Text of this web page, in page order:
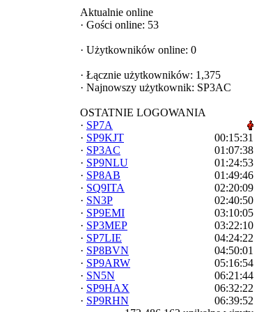
Aktualnie online
· Gości online: 53
· Użytkowników online: 0
· Łącznie użytkowników: 1,375
· Najnowszy użytkownik: SP3AC
OSTATNIE LOGOWANIA
· SP7A
· SP9KJT
00:15:31
· SP3AC
01:07:38
· SP9NLU
01:24:53
· SP8AB
01:49:46
· SQ9ITA
02:20:09
· SN3P
02:40:50
· SP9EMI
03:10:05
· SP3MEP
03:22:10
· SP7LIE
04:24:22
· SP8BVN
04:50:01
· SP9ARW
05:16:54
· SN5N
06:21:44
· SP9HAX
06:32:22
· SP9RHN
06:39:52